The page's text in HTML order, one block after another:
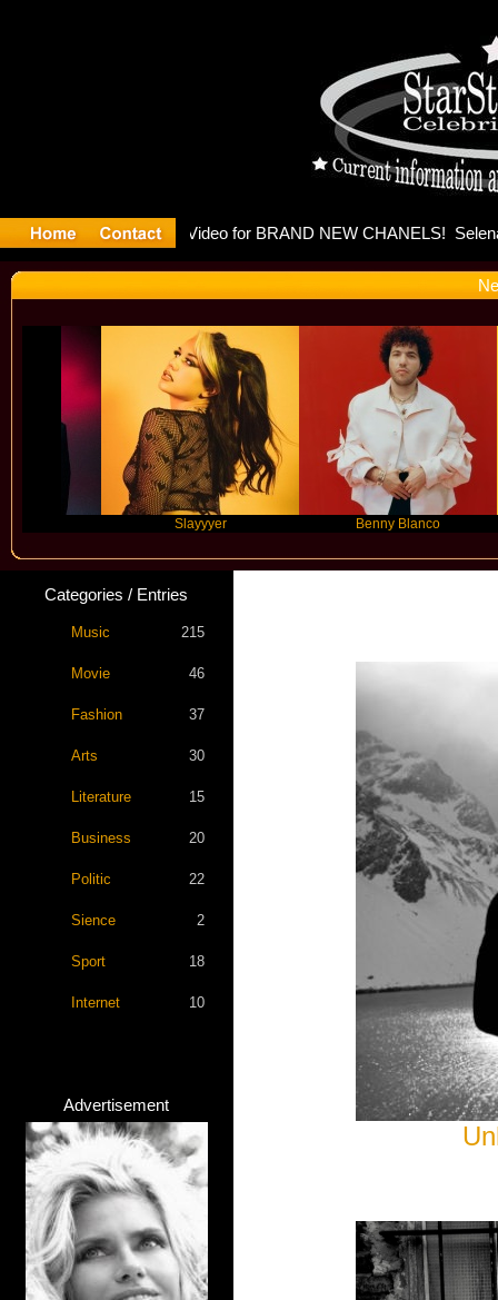
Benny Blanco
Categories / Entries
Music 215
Movie 46
Fashion 37
Arts 30
Literature 15
Business 20
Politic 22
Sience 2
Sport 18
Internet 10
Advertisement